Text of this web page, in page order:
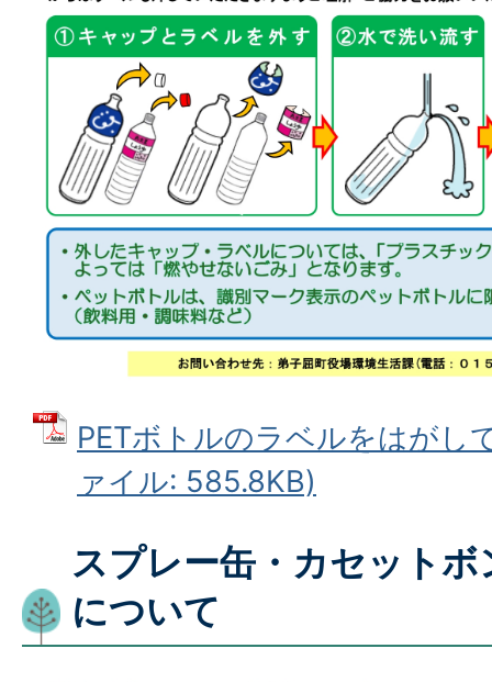
PETボトルのラベルをはがし
ァイル: 585.8KB)
スプレー缶・カセット
について